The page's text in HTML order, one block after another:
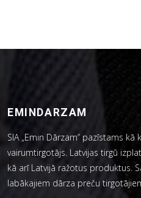
EMINDARZAM
SIA „Emin Dārzam” pazīstams
vairumtirgotājs. Latvijas tirgū
kā arī Latvijā ražotus produktus.
labākajiem dārza preču